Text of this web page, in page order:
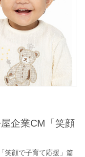
企業CM「笑顔
顔で子育て応援」篇